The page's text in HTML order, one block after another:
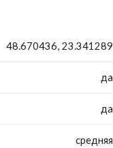
48.670436, 23.341289
да
да
средняя